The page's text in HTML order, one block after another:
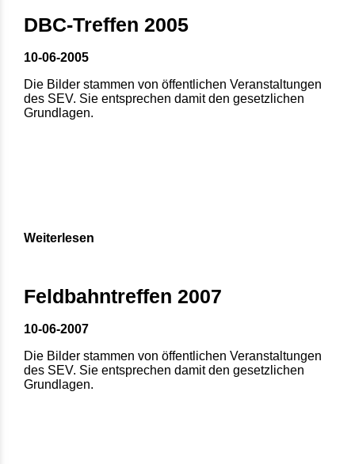
DBC-Treffen 2005
10-06-2005
Die Bilder stammen von öffentlichen Veranstaltungen
des SEV. Sie entsprechen damit den gesetzlichen
Grundlagen.
Weiterlesen
Feldbahntreffen 2007
10-06-2007
Die Bilder stammen von öffentlichen Veranstaltungen
des SEV. Sie entsprechen damit den gesetzlichen
Grundlagen.